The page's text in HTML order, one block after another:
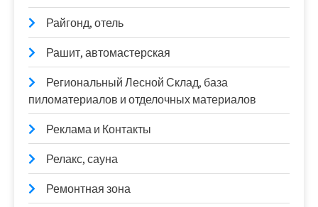
Райгонд, отель
Рашит, автомастерская
Региональный Лесной Склад, база
пиломатериалов и отделочных материалов
Реклама и Контакты
Релакс, сауна
Ремонтная зона